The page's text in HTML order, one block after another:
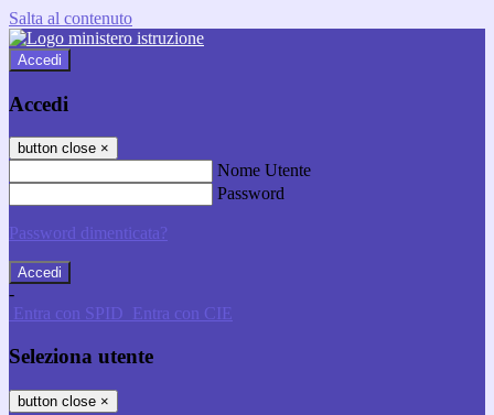
Salta al contenuto
Accedi
Accedi
button close ×
Nome Utente
Password
Password dimenticata?
-
Entra con SPID Entra con CIE
Seleziona utente
button close ×